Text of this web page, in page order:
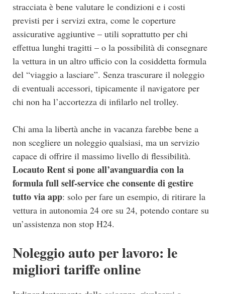
stracciata è bene valutare le condizioni e i costi
previsti per i servizi extra, come le coperture
assicurative aggiuntive – utili soprattutto per chi
effettua lunghi tragitti – o la possibilità di consegnare
la vettura in un altro ufficio con la cosiddetta formula
del “viaggio a lasciare”. Senza trascurare il noleggio
di eventuali accessori, tipicamente il navigatore per
chi non ha l’accortezza di infilarlo nel trolley.
Chi ama la libertà anche in vacanza farebbe bene a
non scegliere un noleggio qualsiasi, ma un servizio
capace di offrire il massimo livello di flessibilità.
Locauto Rent si pone all’avanguardia con la
formula full self-service che consente di gestire
tutto via app: solo per fare un esempio, di ritirare la
vettura in autonomia 24 ore su 24, potendo contare su
un’assistenza non stop H24.
Noleggio auto per lavoro: le
migliori tariffe online